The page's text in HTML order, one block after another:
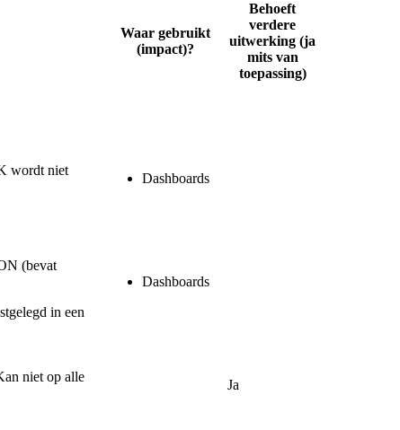
Waar gebruikt
(impact)?
Behoeft
verdere
uitwerking (ja
mits van
toepassing)
wordt niet
Dashboards
(bevat
in een
Dashboards
niet op alle
Ja